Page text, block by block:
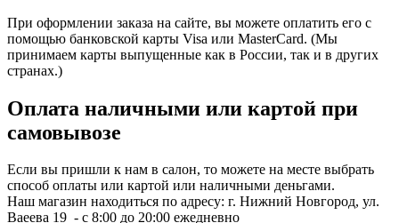
При оформлении заказа на сайте, вы можете оплатить его с
помощью банковской карты Visa или MasterCard. (Мы
принимаем карты выпущенные как в России, так и в других
странах.)
Оплата наличными или картой при
самовывозе
Если вы пришли к нам в салон, то можете на месте выбрать
способ оплаты или картой или наличными деньгами.
Наш магазин находиться по адресу: г. Нижний Новгород, ул.
Ваеева 19 - с 8:00 до 20:00 ежедневно